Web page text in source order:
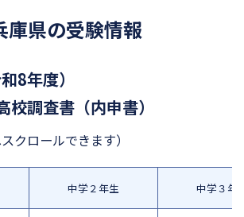
庫県の受験情報
8年度）
調査書（内申書）
スクロールできます）
中学２年生 中学３年